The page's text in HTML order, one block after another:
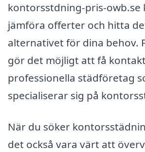
kontorsstdning-pris-owb.se
jämföra offerter och hitta
alternativet för dina behov.
gör det möjligt att få
professionella städföretag
specialiserar sig på
När du söker
det också vara värt att